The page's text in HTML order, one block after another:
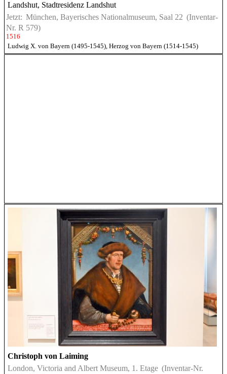
Landshut, Stadtresidenz Landshut
Jetzt: München, Bayerisches Nationalmuseum, Saal 22 (Inventar-
Nr. R 579)
1516
Ludwig X. von Bayern (1495-1545), Herzog von Bayern (1514-1545)
Christoph von Laiming
London, Victoria and Albert Museum, 1. Etage (Inventar-Nr.